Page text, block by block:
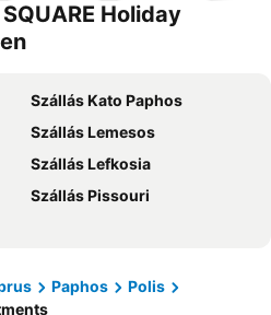
Holiday
Szállás Kato Paphos
Szállás Lemesos
Szállás Lefkosia
Szállás Pissouri
Paphos
Polis